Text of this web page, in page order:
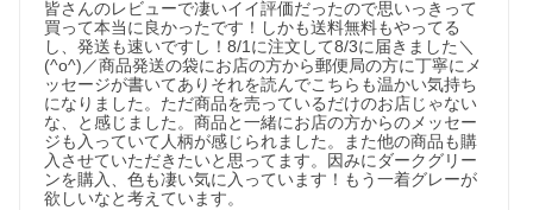
皆さんのレビューで凄いイイ評価だったので思いっきって
買って本当に良かったです！しかも送料無料もやってる
し、発送も速いですし！8/1に注文して8/3に届きました＼
(^o^)／商品発送の袋にお店の方から郵便局の方に丁寧にメ
ッセージが書いてありそれを読んでこちらも温かい気持ち
になりました。ただ商品を売っているだけのお店じゃない
な、と感じました。商品と一緒にお店の方からのメッセー
ジも入っていて人柄が感じられました。また他の商品も購
入させていただきたいと思ってます。因みにダークグリー
ンを購入、色も凄い気に入っています！もう一着グレーが
欲しいなと考えています。